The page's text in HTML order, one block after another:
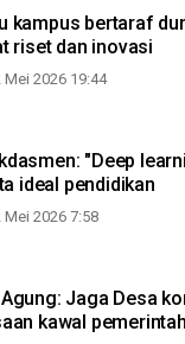
kampus bertaraf
riset dan inovasi
Mei 2026 19:44
"Deep
ideal pendidikan
Mei 2026 7:58
Jaga Desa
kawal